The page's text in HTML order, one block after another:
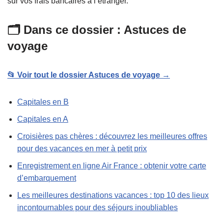
🗂️ Dans ce dossier : Astuces de
voyage
📂 Voir tout le dossier Astuces de voyage →
Capitales en B
Capitales en A
Croisières pas chères : découvrez les meilleures offres
pour des vacances en mer à petit prix
Enregistrement en ligne Air France : obtenir votre carte
d’embarquement
Les meilleures destinations vacances : top 10 des lieux
incontournables pour des séjours inoubliables